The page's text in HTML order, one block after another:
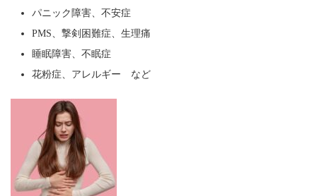
パニック障害、不安症
PMS、撃剣困難症、生理痛
睡眠障害、不眠症
花粉症、アレルギー など